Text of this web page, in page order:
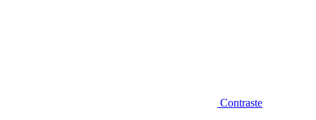
Contraste